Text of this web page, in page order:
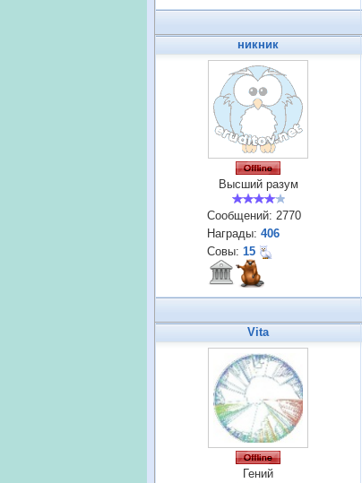
никник
Высший разум
Сообщений: 2770
Награды: 406
Совы: 15
Vita
Гений